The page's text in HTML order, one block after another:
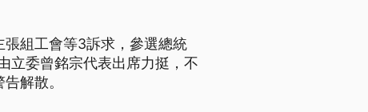
組工會等3訴求，參選總統
立委曾銘宗代表出席力挺，不
解散。